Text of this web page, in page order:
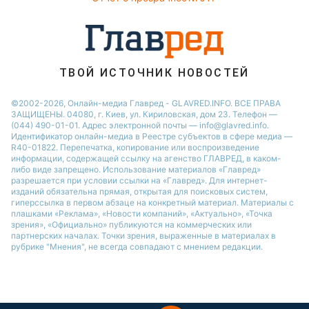
ТВОЙ ИСТОЧНИК НОВОСТЕЙ
©2002-2026, Онлайн-медиа Главред - GLAVRED.INFO. ВСЕ ПРАВА
ЗАЩИЩЕНЫ. 04080, г. Киев, ул. Кириловская, дом 23. Телефон —
(044) 490-01-01. Адрес электронной почты — info@glavred.info.
Идентификатор онлайн-медиа в Реестре cубъектов в сфере медиа —
R40-01822. Перепечатка, копирование или воспроизведение
информации, содержащей ссылку на агенство ГЛАВРЕД, в каком-
либо виде запрещено. Использование материалов «Главред»
разрешается при условии ссылки на «Главред». Для интернет-
изданий обязательна прямая, открытая для поисковых систем,
гиперссылка в первом абзаце на конкретный материал. Материалы с
плашками «Реклама», «Новости компаний», «Актуально», «Точка
зрения», «Официально» публикуются на коммерческих или
партнерских началах. Точки зрения, выраженные в материалах в
рубрике "Мнения", не всегда совпадают с мнением редакции.